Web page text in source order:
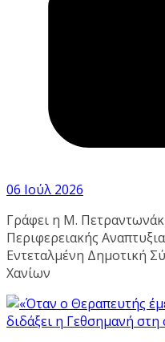
06 Ιούλ 2026
Γράφει η Μ.
Περιφερειακής
Εντεταλμένη Δημοτική
Χανίων